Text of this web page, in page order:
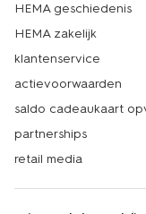
HEMA geschiedenis
HEMA zakelijk
klantenservice
actievoorwaarden
saldo cadeaukaart
partnerships
retail media